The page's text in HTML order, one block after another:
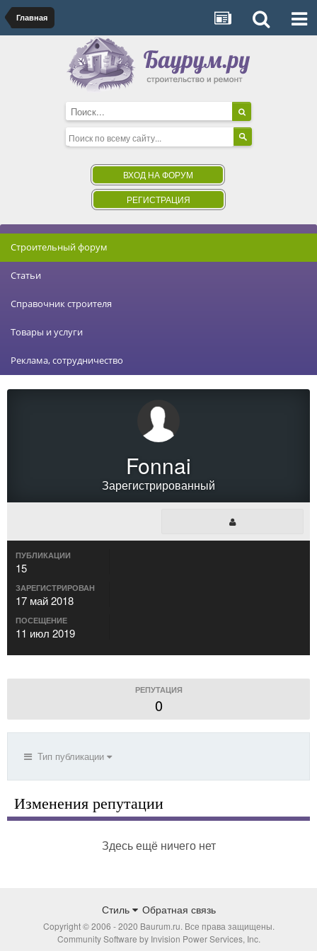
Главная
ВХОД НА ФОРУМ
РЕГИСТРАЦИЯ
Строительный форум
Статьи
Справочник строителя
Товары и услуги
Реклама, сотрудничество
Fonnai
Зарегистрированный
ПУБЛИКАЦИИ
15
ЗАРЕГИСТРИРОВАН
17 май 2018
ПОСЕЩЕНИЕ
11 июл 2019
РЕПУТАЦИЯ
0
Тип публикации
Изменения репутации
Здесь ещё ничего нет
Стиль Обратная связь
Copyright © 2006 - 2020 Baurum.ru. Все права защищены.
Community Software by Invision Power Services, Inc.